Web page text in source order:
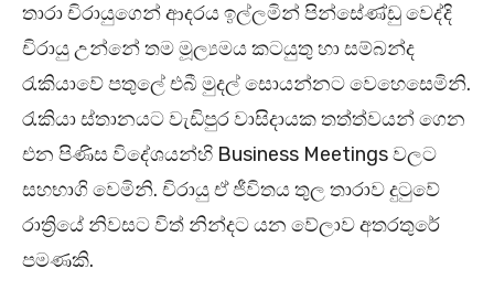
තාරා චිරායුගෙන් ආදරය ඉල්ලමින් පින්සේණ්ඩු වෙද්දි
චිරායු උන්නේ තම මූල්‍යමය කටයුතු හා සම්බන්ද
රැකියාවේ පතුලේ එබී මුදල් සොයන්නට වෙහෙසෙමිනි.
රැකියා ස්තානයට වැඩිපුර වාසිදායක තත්ත්වයන් ගෙන
එන පිණිස විදේශයන්හි Business Meetings වලට
සහභාගි වෙමිනි. චිරායු ඒ ජීවිතය තුල තාරාව දුටුවේ
රාත්‍රියේ නිවසට විත් නින්දට යන වේලාව අතරතුරේ
පමණකි.